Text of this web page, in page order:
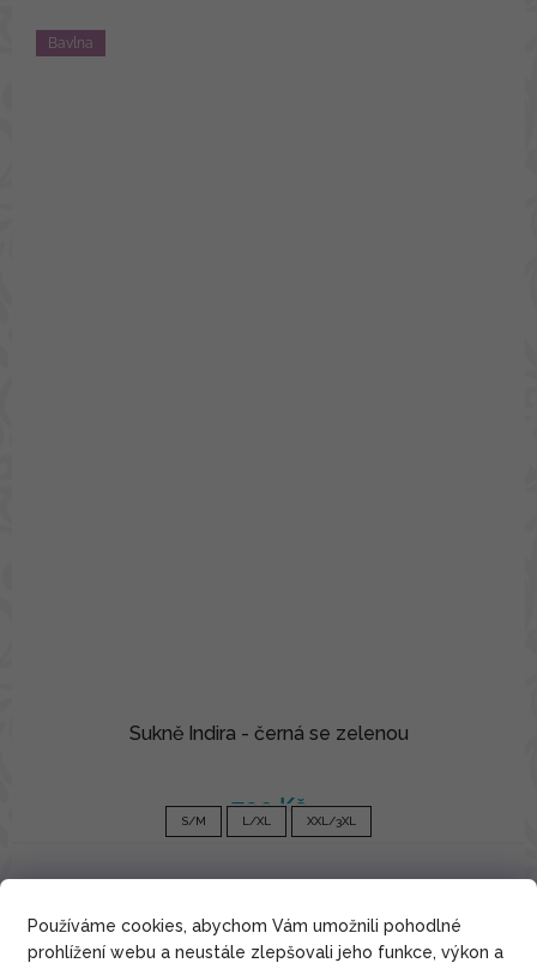
Používáme cookies, abychom Vám umožnili pohodlné
prohlížení webu a neustále zlepšovali jeho funkce, výkon a
Bavlna
Sukně Indira - černá se zelenou
790 Kč
S/M L/XL XXL/3XL